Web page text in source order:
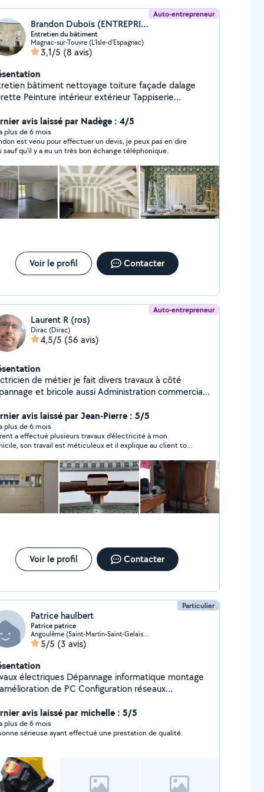
Auto-entrepreneur
Brandon Dubois (ENTREPRISE DUBOIS)
Entretien du bâtiment
Magnac-sur-Touvre (L'Isle-d'Espagnac)
3,1/5 (8 avis)
bâtiment nettoyage toiture façade dalage
extérieur Tappiserie
espaces verts élagage abattage tonte de
haie Pose parquet Pose carrelage
Démolition Débarrasse de la cave au grenier Électricité
avis laissé par Nadège : 4/5
plus de 6 mois
est venu pour effectuer un devis, je peux pas en dire
sauf qu'il y a eu un très bon échange téléphonique.
Voir le profil Contacter
Auto-entrepreneur
Laurent R (ros)
Dirac (Dirac)
4,5/5 (56 avis)
de métier je fait divers travaux à côté
et bricole aussi Administration commercial
avis laissé par Jean-Pierre : 5/5
plus de 6 mois
a effectué plusieurs travaux d'électricité à mon
son travail est méticuleux et il explique au client tout
recommande +++
Voir le profil Contacter
Particulier
Patrice haulbert
Patrice patrice
Angoulême (Saint-Martin-Saint-Gelais-l'Anguienne)
5/5 (3 avis)
électriques Dépannage informatique montage
de PC Configuration réseaux
-remorque
avis laissé par michelle : 5/5
plus de 6 mois
sérieuse ayant effectué une prestation de qualité.